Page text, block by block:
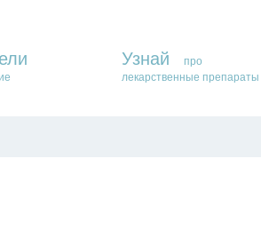
Узнай
про
лекарственные препараты